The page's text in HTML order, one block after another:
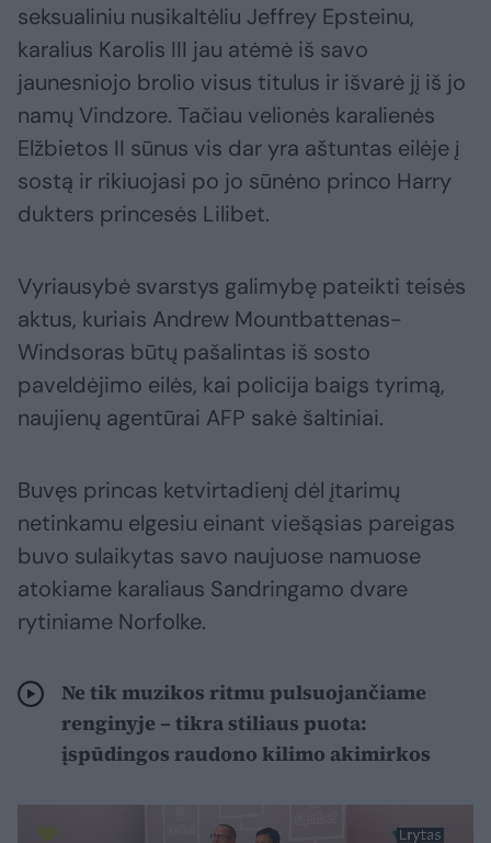
seksualiniu nusikaltėliu Jeffrey Epsteinu,
karalius Karolis III jau atėmė iš savo
jaunesniojo brolio visus titulus ir išvarė jį iš jo
namų Vindzore. Tačiau velionės karalienės
Elžbietos II sūnus vis dar yra aštuntas eilėje į
sostą ir rikiuojasi po jo sūnėno princo Harry
dukters princesės Lilibet.
Vyriausybė svarstys galimybę pateikti teisės
aktus, kuriais Andrew Mountbattenas-
Windsoras būtų pašalintas iš sosto
paveldėjimo eilės, kai policija baigs tyrimą,
naujienų agentūrai AFP sakė šaltiniai.
Buvęs princas ketvirtadienį dėl įtarimų
netinkamu elgesiu einant viešąsias pareigas
buvo sulaikytas savo naujuose namuose
atokiame karaliaus Sandringamo dvare
rytiniame Norfolke.
Ne tik muzikos ritmu pulsuojančiame
renginyje – tikra stiliaus puota:
įspūdingos raudono kilimo akimirkos